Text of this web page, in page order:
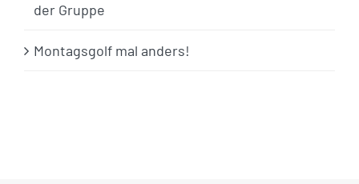
der Gruppe
Montagsgolf mal anders!